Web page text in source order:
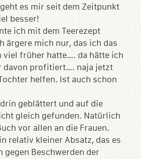
es mir seit dem Zeitpunkt
besser!
ich mit dem Teerezept
ärgere mich nur, das ich das
viel früher hatte…. da hätte ich
davon profitiert…. naja jetzt
helfen. Ist auch schon
geblättert und auf die
gleich gefunden. Natürlich
vor allen an die Frauen.
relativ kleiner Absatz, das es
gegen Beschwerden der